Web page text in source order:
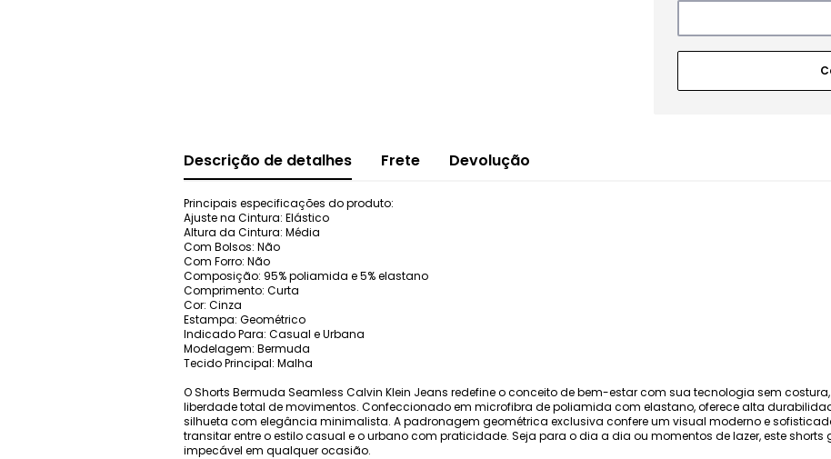
Descrição de detalhes Frete Devolução
Principais especificações do produto:
Ajuste na Cintura: Elástico
Altura da Cintura: Média
Com Bolsos: Não
Com Forro: Não
Composição: 95% poliamida e 5% elastano
Comprimento: Curta
Cor: Cinza
Estampa: Geométrico
Indicado Para: Casual e Urbana
Modelagem: Bermuda
Tecido Principal: Malha
O Shorts Bermuda Seamless Calvin Klein Jeans redefine o conceito de bem-estar com sua tecnologia sem
liberdade total de movimentos. Confeccionado em microfibra de poliamida com elastano, oferece alta
silhueta com elegância minimalista. A padronagem geométrica exclusiva confere um visual moderno e
transitar entre o estilo casual e o urbano com praticidade. Seja para o dia a dia ou momentos de lazer, este
impecável em qualquer ocasião.